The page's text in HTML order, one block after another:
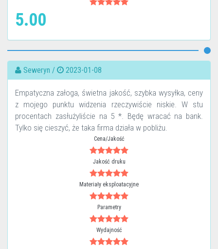
5.00
Seweryn / 2023-01-08
Empatyczna załoga, świetna jakość, szybka wysyłka, ceny
z mojego punktu widzenia rzeczywiście niskie. W stu
procentach zasłużyliście na 5 *. Będę wracać na bank.
Tylko się cieszyć, że taka firma działa w pobliżu.
Cena/Jakość
Jakość druku
Materiały eksploatacyjne
Parametry
Wydajność